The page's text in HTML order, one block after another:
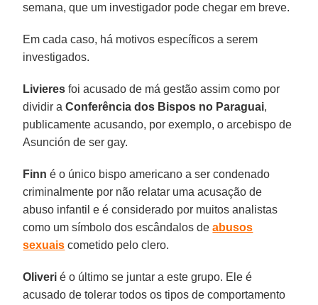
semana, que um investigador pode chegar em breve.
Em cada caso, há motivos específicos a serem
investigados.
Livieres foi acusado de má gestão assim como por
dividir aConferência dos Bispos no Paraguai,
publicamente acusando, por exemplo, o arcebispo de
Asunción de ser gay.
Finn é o único bispo americano a ser condenado
criminalmente por não relatar uma acusação de
abuso infantil e é considerado por muitos analistas
como um símbolo dos escândalos deabusos
sexuais cometido pelo clero.
Oliveri é o último se juntar a este grupo. Ele é
acusado de tolerar todos os tipos de comportamento